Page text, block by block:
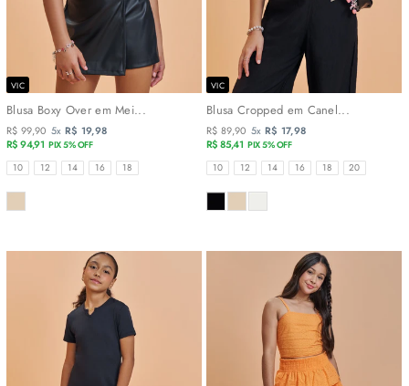
VIC
Blusa Boxy Over em Mei...
R$ 99,90 5x R$ 19,98
R$ 94,91 PIX 5% OFF
TAMANHOS
10 12 14 16 18
COR
VIC
Blusa Cropped em Canel...
R$ 89,90 5x R$ 17,98
R$ 85,41 PIX 5% OFF
TAMANHOS
10 12 14 16 18 20
COR